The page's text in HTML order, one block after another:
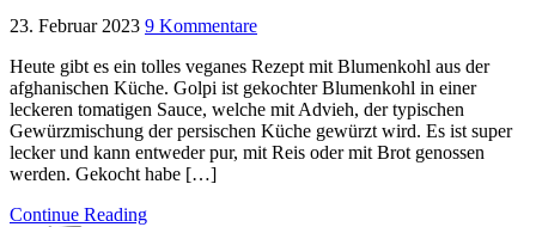
23. Februar 2023 9 Kommentare
Heute gibt es ein tolles veganes Rezept mit Blumenkohl aus der
afghanischen Küche. Golpi ist gekochter Blumenkohl in einer
leckeren tomatigen Sauce, welche mit Advieh, der typischen
Gewürzmischung der persischen Küche gewürzt wird. Es ist super
lecker und kann entweder pur, mit Reis oder mit Brot genossen
werden. Gekocht habe […]
Continue Reading